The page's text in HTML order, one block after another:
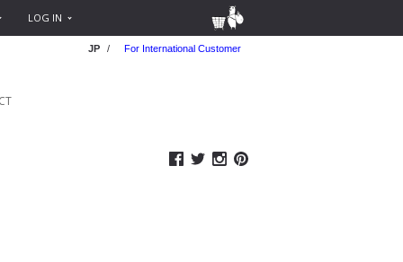
LOG IN
JP / For International Customer